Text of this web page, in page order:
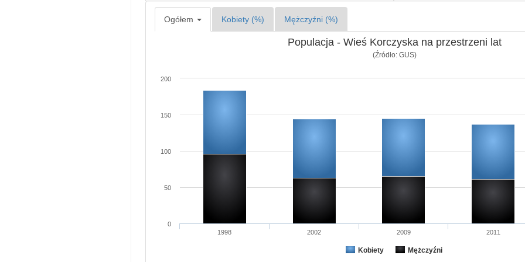
Ogółem Kobiety (%) Mężczyźni (%)
Populacja - Wieś Korczyska na przestrzeni lat
(Źródło: GUS)
Kobiety Mężczyźni
1998 2002 2009 2011
0
50
100
150
200